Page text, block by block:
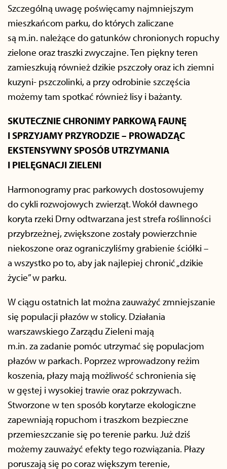
Szczególną uwagę poświęcamy najmniejszym
mieszkańcom parku, do których zaliczane
są m.in. należące do gatunków chronionych ropuchy
zielone oraz traszki zwyczajne. Ten piękny teren
zamieszkują również dzikie pszczoły oraz ich ziemni
kuzyni- pszczolinki, a przy odrobinie szczęścia
możemy tam spotkać również lisy i bażanty.
SKUTECZNIE CHRONIMY PARKOWĄ FAUNĘ
I SPRZYJAMY PRZYRODZIE – PROWADZĄC
EKSTENSYWNY SPOSÓB UTRZYMANIA
I PIELĘGNACJI ZIELENI
Harmonogramy prac parkowych dostosowujemy
do cykli rozwojowych zwierząt. Wokół dawnego
koryta rzeki Drny odtwarzana jest strefa roślinności
przybrzeżnej, zwiększone zostały powierzchnie
niekoszone oraz ograniczyliśmy grabienie ściółki –
a wszystko po to, aby jak najlepiej chronić „dzikie
życie” w parku.
W ciągu ostatnich lat można zauważyć zmniejszanie
się populacji płazów w stolicy. Działania
warszawskiego Zarządu Zieleni mają
m.in. za zadanie pomóc utrzymać się populacjom
płazów w parkach. Poprzez wprowadzony reżim
koszenia, płazy mają możliwość schronienia się
w gęstej i wysokiej trawie oraz pokrzywach.
Stworzone w ten sposób korytarze ekologiczne
zapewniają ropuchom i traszkom bezpieczne
przemieszczanie się po terenie parku. Już dziś
możemy zauważyć efekty tego rozwiązania. Płazy
poruszają się po coraz większym terenie,